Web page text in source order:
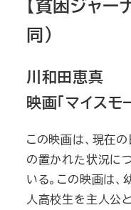
【貧困ジャー
同）
川和田恵真
映画「マイスモ
この映画は、現在
の置かれた状況に
いる。この映画は
人高校生を主人公